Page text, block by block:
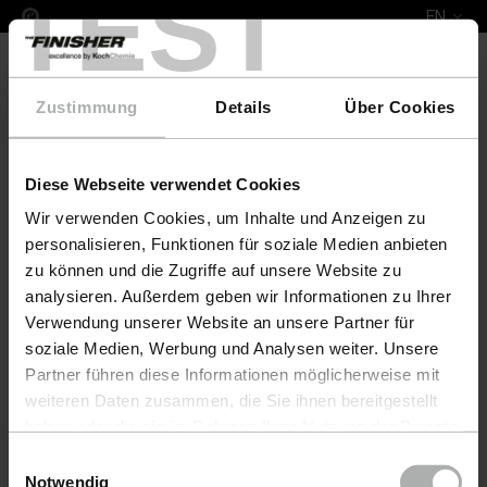
TEST
Zustimmung Details Über Cookies
Diese Webseite verwendet Cookies
Wir verwenden Cookies, um Inhalte und Anzeigen zu
personalisieren, Funktionen für soziale Medien anbieten
zu können und die Zugriffe auf unsere Website zu
analysieren. Außerdem geben wir Informationen zu Ihrer
Verwendung unserer Website an unsere Partner für
soziale Medien, Werbung und Analysen weiter. Unsere
Partner führen diese Informationen möglicherweise mit
weiteren Daten zusammen, die Sie ihnen bereitgestellt
Einstellungen zu den Cookies finden Sie unter
Notwendig
EN
COLOURLOCK Leather Fresh Colour & Protect Set